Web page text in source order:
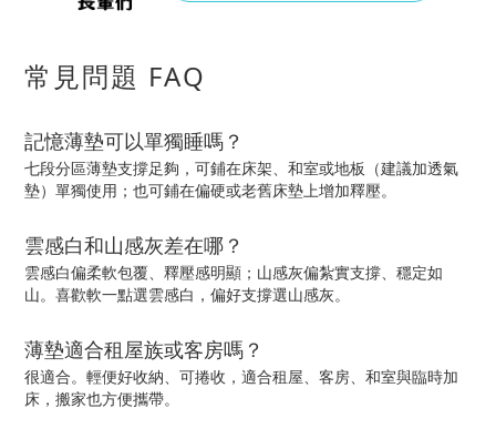
常見問題 FAQ
記憶薄墊可以單獨睡嗎？
七段分區薄墊支撐足夠，可鋪在床架、和室或地板（建議加透氣
墊）單獨使用；也可鋪在偏硬或老舊床墊上增加釋壓。
雲感白和山感灰差在哪？
雲感白偏柔軟包覆、釋壓感明顯；山感灰偏紮實支撐、穩定如
山。喜歡軟一點選雲感白，偏好支撐選山感灰。
薄墊適合租屋族或客房嗎？
很適合。輕便好收納、可捲收，適合租屋、客房、和室與臨時加
床，搬家也方便攜帶。